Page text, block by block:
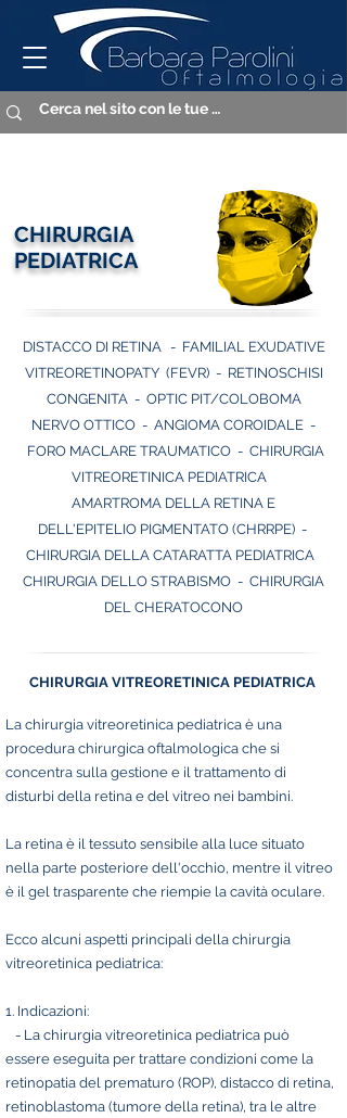
CLICCA SULL'ARGOMENTO
CHIRURGIA
PEDIATRICA
DISTACCO DI RETINA - FAMILIAL EXUDATIVE
VITREORETINOPATY (FEVR)- RETINOSCHISI
CONGENITA- OPTIC PIT/COLOBOMA
NERVO OTTICO - ANGIOMA COROIDALE -
FORO MACLARE TRAUMATICO- CHIRURGIA
VITREORETINICA PEDIATRICA
AMARTROMA DELLA RETINA E
DELL'EPITELIO PIGMENTATO (CHRRPE) -
CHIRURGIA DELLA CATARATTA PEDIATRICA
CHIRURGIA DELLO STRABISMO - CHIRURGIA
DEL CHERATOCONO
CHIRURGIA VITREORETINICA PEDIATRICA
La chirurgia vitreoretinica pediatrica è una
procedura chirurgica oftalmologica che si
concentra sulla gestione e il trattamento di
disturbi della retina e del vitreo nei bambini.
La retina è il tessuto sensibile alla luce situato
nella parte posteriore dell'occhio, mentre il vitreo
è il gel trasparente che riempie la cavità oculare.
Ecco alcuni aspetti principali della chirurgia
vitreoretinica pediatrica:
1. Indicazioni:
- La chirurgia vitreoretinica pediatrica può
essere eseguita per trattare condizioni come la
retinopatia del prematuro (ROP), distacco di retina,
retinoblastoma (tumore della retina), tra le altre